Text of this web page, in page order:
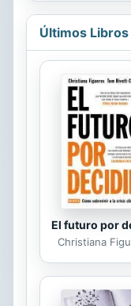
o
Últimos Libros
El futuro por
Christiana